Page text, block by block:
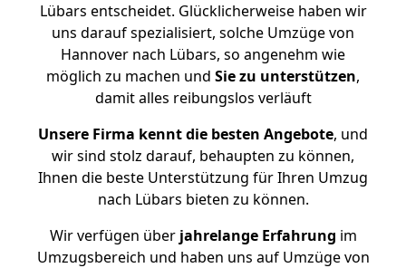
Lübars entscheidet. Glücklicherweise haben wir
uns darauf spezialisiert, solche Umzüge von
Hannover nach Lübars, so angenehm wie
möglich zu machen und Sie zu unterstützen,
damit alles reibungslos verläuft
Unsere Firma kennt die besten Angebote, und
wir sind stolz darauf, behaupten zu können,
Ihnen die beste Unterstützung für Ihren Umzug
nach Lübars bieten zu können.
Wir verfügen überjahrelange Erfahrung im
Umzugsbereich und haben uns auf Umzüge von